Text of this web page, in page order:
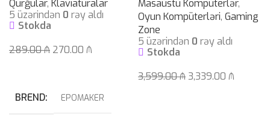
Qurğular, Klaviaturalar
5 üzərindən 0 rəy aldı
Stokda
289.00₼ 270.00 ₼
BREND EPOMAKER
Masaüstü Kompüterlər,
Oyun Kompüterləri, Gaming
Zone
5 üzərindən 0 rəy aldı
Stokda
3,599.00₼3,339.00 ₼